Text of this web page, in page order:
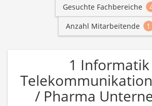
Gesuchte Fachbereiche
Anzahl Mitarbeitende
1
1
/ Pharma